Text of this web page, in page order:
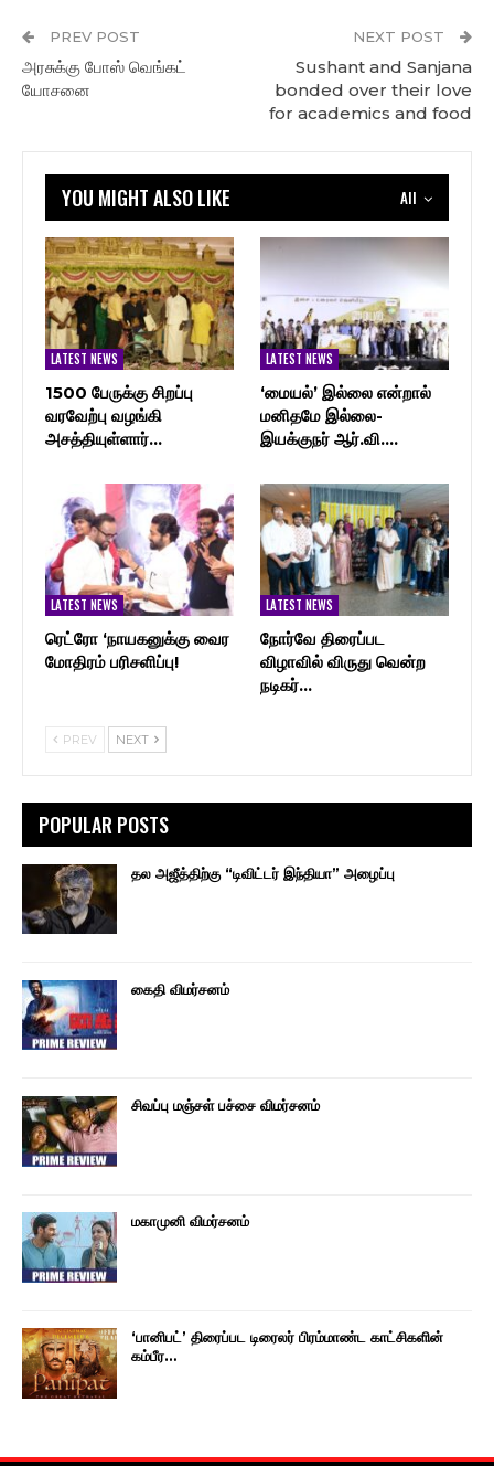
PREV POST
அரசுக்கு போஸ் வெங்கட்
யோசனை
NEXT POST
Sushant and Sanjana
bonded over their love
for academics and food
All
YOU MIGHT ALSO LIKE
LATEST NEWS
1500 பேருக்கு சிறப்பு
வரவேற்பு வழங்கி
அசத்தியுள்ளார்…
LATEST NEWS
‘மையல்’ இல்லை என்றால்
மனிதமே இல்லை-
இயக்குநர் ஆர்.வி.…
LATEST NEWS
ரெட்ரோ ‘நாயகனுக்கு வைர
மோதிரம் பரிசளிப்பு!
LATEST NEWS
நோர்வே திரைப்பட
விழாவில் விருது வென்ற
நடிகர்…
PREV NEXT
POPULAR POSTS
தல அஜீத்திற்கு “டிவிட்டர் இந்தியா” அழைப்பு
கைதி விமர்சனம்
சிவப்பு மஞ்சள் பச்சை விமர்சனம்
மகாமுனி விமர்சனம்
‘பானிபட்’ திரைப்பட டிரைலர் பிரம்மாண்ட காட்சிகளின்
கம்பீர…